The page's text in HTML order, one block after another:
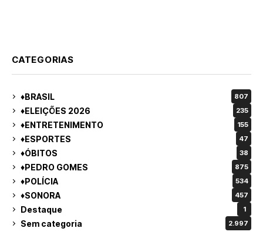
CATEGORIAS
♦BRASIL 807
♦ELEIÇÕES 2026 235
♦ENTRETENIMENTO 155
♦ESPORTES 47
♦ÓBITOS 38
♦PEDRO GOMES 875
♦POLÍCIA 534
♦SONORA 457
Destaque 1
Sem categoria 2.997